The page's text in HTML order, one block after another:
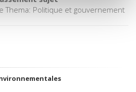
Thema: Politique et gouvernement